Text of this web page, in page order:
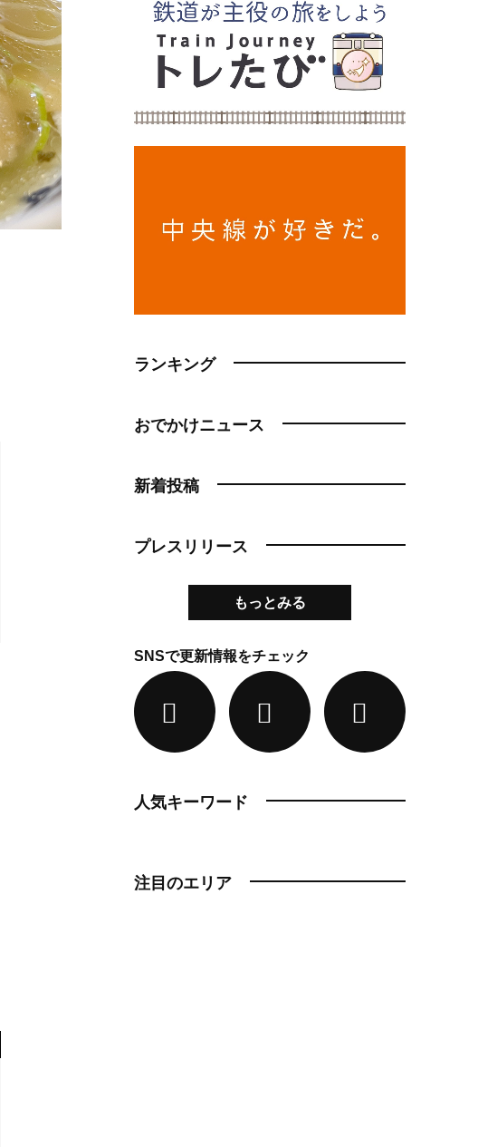
ランキング
おでかけニュース
新着投稿
プレスリリース
もっとみる
SNSで更新情報をチェック
人気キーワード
注目のエリア